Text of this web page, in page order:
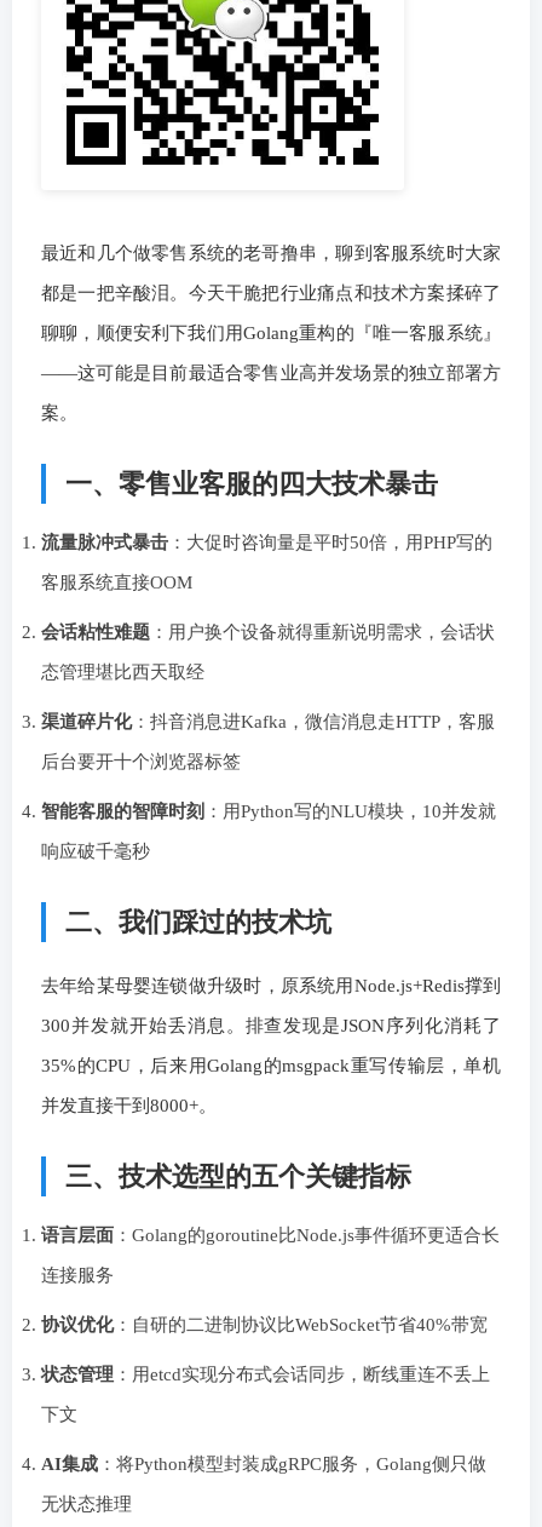
最近和几个做零售系统的老哥撸串，聊到客服系统时大家
都是一把辛酸泪。今天干脆把行业痛点和技术方案揉碎了
聊聊，顺便安利下我们用Golang重构的『唯一客服系统』
——这可能是目前最适合零售业高并发场景的独立部署方
案。
一、零售业客服的四大技术暴击
流量脉冲式暴击 ：大促时咨询量是平时50倍，用PHP写的
客服系统直接OOM
会话粘性难题 ：用户换个设备就得重新说明需求，会话状
态管理堪比西天取经
渠道碎片化：抖音消息进Kafka，微信消息走HTTP，客服
后台要开十个浏览器标签
智能客服的智障时刻 ：用Python写的NLU模块，10并发就
响应破千毫秒
二、我们踩过的技术坑
去年给某母婴连锁做升级时，原系统用Node.js+Redis撑到
300并发就开始丢消息。排查发现是JSON序列化消耗了
35%的CPU，后来用Golang的msgpack重写传输层，单机
并发直接干到8000+。
三、技术选型的五个关键指标
语言层面 ：Golang的goroutine比Node.js事件循环更适合长
连接服务
协议优化：自研的二进制协议比WebSocket节省40%带宽
状态管理 ：用etcd实现分布式会话同步，断线重连不丢上
下文
AI集成 ：将Python模型封装成gRPC服务，Golang侧只做
无状态推理